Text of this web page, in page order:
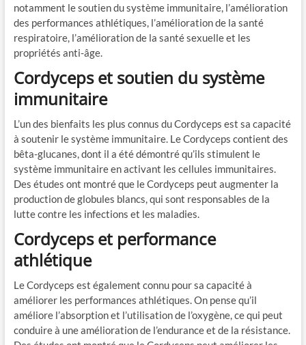
notamment le soutien du système immunitaire, l’amélioration
des performances athlétiques, l’amélioration de la santé
respiratoire, l’amélioration de la santé sexuelle et les
propriétés anti-âge.
Cordyceps et soutien du système
immunitaire
L’un des bienfaits les plus connus du Cordyceps est sa capacité
à soutenir le système immunitaire. Le Cordyceps contient des
bêta-glucanes, dont il a été démontré qu’ils stimulent le
système immunitaire en activant les cellules immunitaires.
Des études ont montré que le Cordyceps peut augmenter la
production de globules blancs, qui sont responsables de la
lutte contre les infections et les maladies.
Cordyceps et performance
athlétique
Le Cordyceps est également connu pour sa capacité à
améliorer les performances athlétiques. On pense qu’il
améliore l’absorption et l’utilisation de l’oxygène, ce qui peut
conduire à une amélioration de l’endurance et de la résistance.